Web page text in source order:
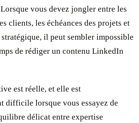
vous devez jongler entre les
clients, les échéances des projets et
il peut sembler impossible
de rédiger un contenu LinkedIn
est réelle, et elle est
difficile lorsque vous essayez de
délicat entre expertise